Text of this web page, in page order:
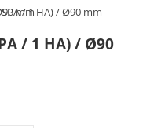
/ 1 HA) / Ø90